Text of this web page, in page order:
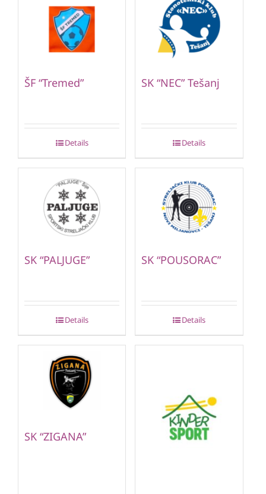
ŠF “Tremed”
Details
SK “NEC” Tešanj
Details
SK “PALJUGE”
Details
SK “POUSORAC”
Details
SK “ZIGANA”